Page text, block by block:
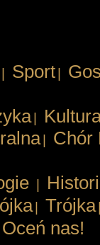
Sport
Chór
Trójka
Oceń nas!